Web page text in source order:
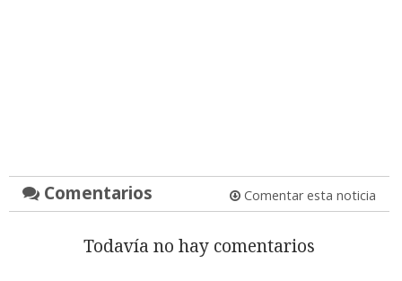
Comentarios Comentar esta noticia
Todavía no hay comentarios